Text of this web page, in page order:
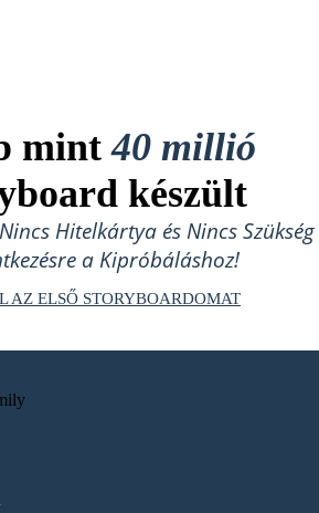
mint40 millió
készült
Hitelkártya és Nincs Szükség
a Kipróbáláshoz!
AZ ELSŐ STORYBOARDOMAT